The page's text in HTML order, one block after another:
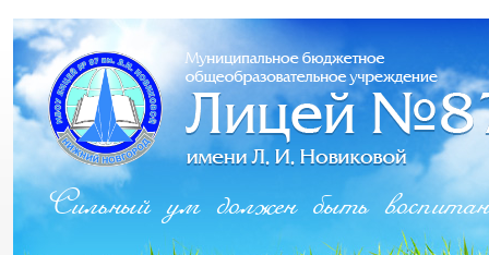
Сильный ум должен быть